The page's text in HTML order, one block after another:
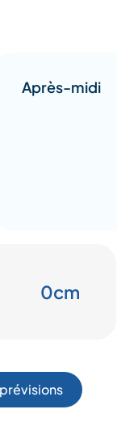
Après-midi
0cm